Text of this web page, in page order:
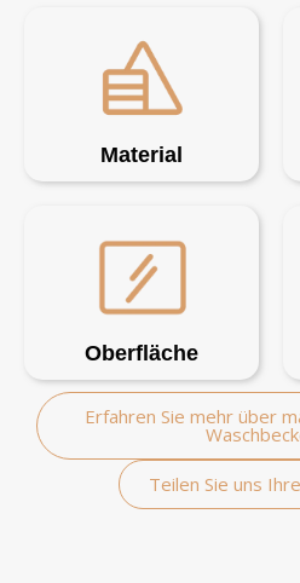
Material
Oberfläche
Erfahren Sie mehr über
Teilen Sie uns